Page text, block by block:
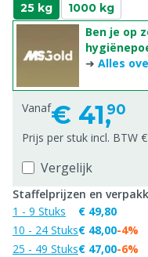
25 kg 1000 kg
Ben je op
➜ Alles
Vanaf€ 41,90
Prijs per stuk incl. BTW
Vergelijk
Staffelprijzen en
1 - 9 Stuks
10 - 24 Stuks
25 - 49 Stuks
€ 49,80
€ 48,00
€ 47,00
-4%
-6%